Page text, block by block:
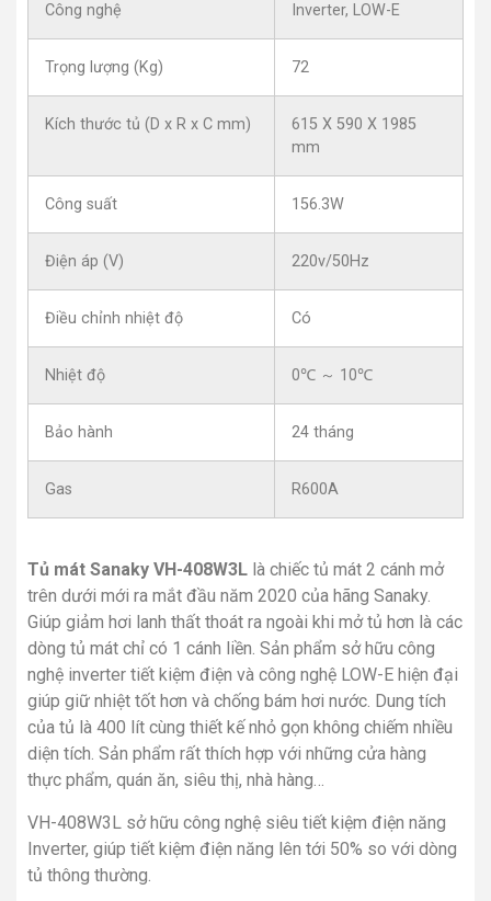
Công nghệ Inverter, LOW-E
Trọng lượng (Kg) 72
Kích thước tủ (D x R x C mm)
615 X 590 X 1985
mm
Công suất 156.3W
Điện áp (V) 220v/50Hz
Điều chỉnh nhiệt độ Có
Nhiệt độ 0℃ ～ 10℃
Bảo hành 24 tháng
Gas R600A
Tủ mát Sanaky VH-408W3L là chiếc tủ mát 2 cánh mở
trên dưới mới ra mắt đầu năm 2020 của hãng Sanaky.
Giúp giảm hơi lanh thất thoát ra ngoài khi mở tủ hơn là các
dòng tủ mát chỉ có 1 cánh liền. Sản phẩm sở hữu công
nghệ inverter tiết kiệm điện và công nghệ LOW-E hiện đại
giúp giữ nhiệt tốt hơn và chống bám hơi nước. Dung tích
của tủ là 400 lít cùng thiết kế nhỏ gọn không chiếm nhiều
diện tích. Sản phẩm rất thích hợp với những cửa hàng
thực phẩm, quán ăn, siêu thị, nhà hàng…
VH-408W3L sở hữu công nghệ siêu tiết kiệm điện năng
Inverter, giúp tiết kiệm điện năng lên tới 50% so với dòng
tủ thông thường.